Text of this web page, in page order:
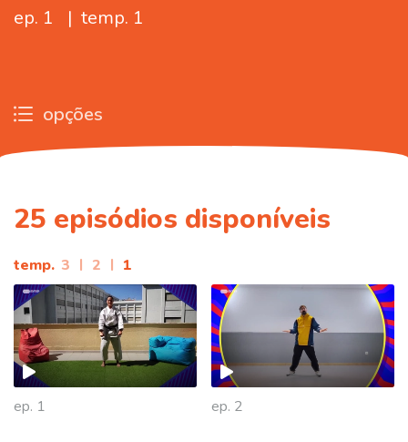
ep. 1 | temp. 1
opções
25 episódios disponíveis
temp. 3 | 2 | 1
ep. 1 ep. 2